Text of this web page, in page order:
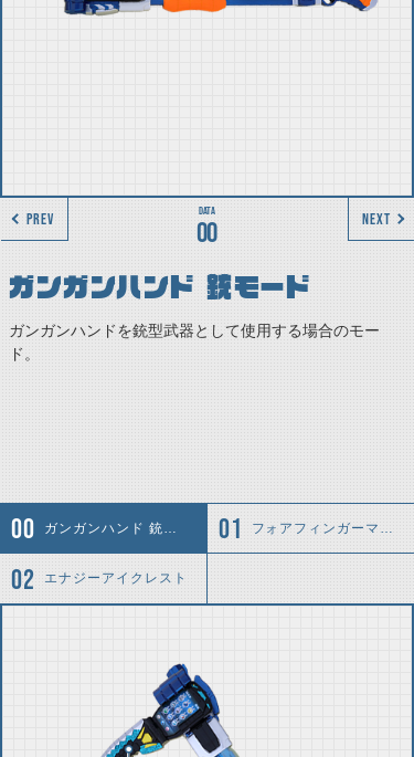
00
PREV NEXT
ガンガンハンド 銃モード
ガンガンハンドを銃型武器として使用する場合のモー
ド。
ガンガンハンド 銃モード フォアフィンガーマズル
エナジーアイクレスト